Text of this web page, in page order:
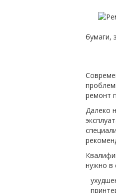
бумаги,
ремонт
Далеко
нужно в